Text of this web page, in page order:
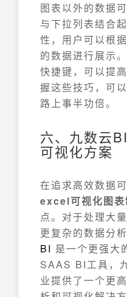
图表以外的数据
与下拉列表结合
性，用户可以根
的数据进行展示
快捷键，可以提
握这些技巧，可
路上事半功倍。
六、九数云
可视化方案
在追求高效数据
excel可视化图表
点。对于处理大
更复杂的数据分
BI 是一个更强大
SAAS BI工具，
业提供了一个更